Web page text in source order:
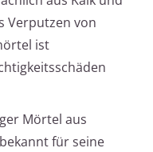
Verputzen von
ist
Mörtel aus
für seine